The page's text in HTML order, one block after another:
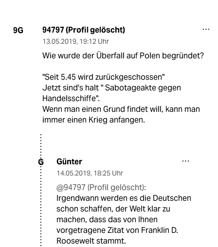
9G 94797 (Profil gelöscht)
13.05.2019, 19:12 Uhr
Wie wurde der Überfall auf Polen begründet?
"Seit 5.45 wird zurückgeschossen"
Jetzt sind's halt " Sabotageakte gegen
Handelsschiffe".
Wenn man einen Grund findet will, kann man
immer einen Krieg anfangen.
G Günter
14.05.2019, 18:25 Uhr
@94797 (Profil gelöscht):
Irgendwann werden es die Deutschen
schon schaffen, der Welt klar zu
machen, dass das von Ihnen
vorgetragene Zitat von Franklin D.
Roosewelt stammt.